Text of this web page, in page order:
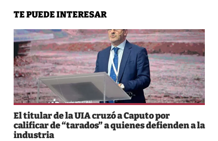
TE PUEDE INTERESAR
El titular de la UIA cruzó a Caputo por
calificar de “tarados” a quienes defienden a la
industria